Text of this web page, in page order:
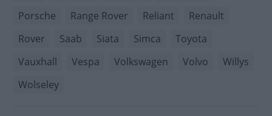
Porsche
Range Rover Reliant
Renault
Rover
Saab Siata Simca
Toyota
Vauxhall
Vespa Volkswagen Volvo
Willys
Wolseley